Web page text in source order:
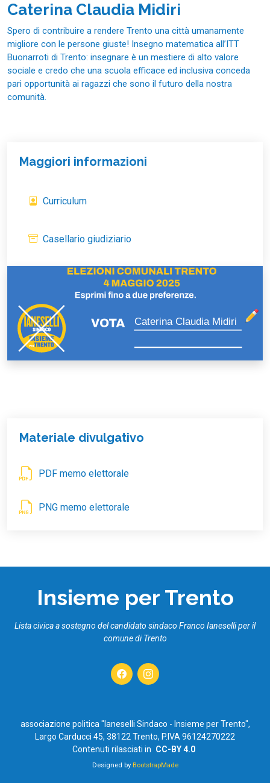
Caterina Claudia Midiri
Spero di contribuire a rendere Trento una città umanamente
migliore con le persone giuste! Insegno matematica all’ITT
Buonarroti di Trento: insegnare è un mestiere di alto valore
sociale e credo che una scuola efficace ed inclusiva conceda
pari opportunità ai ragazzi che sono il futuro della nostra
comunità.
Maggiori informazioni
Curriculum
Casellario giudiziario
Caterina Claudia Midiri
Materiale divulgativo
PDF memo elettorale
PNG memo elettorale
Insieme per Trento
Lista civica a sostegno del candidato sindaco Franco Ianeselli per il
comune di Trento
associazione politica "Ianeselli Sindaco - Insieme per Trento",
Largo Carducci 45, 38122 Trento, P.IVA 96124270222
Contenuti rilasciati in CC-BY 4.0
Designed by BootstrapMade